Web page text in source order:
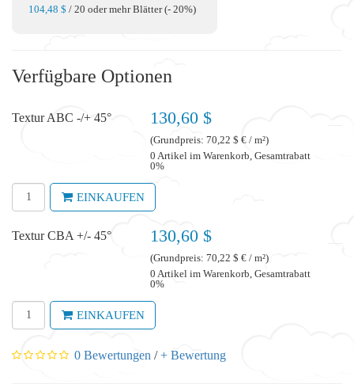
104,48 $ / 20 oder mehr Blätter (- 20%)
Verfügbare Optionen
Textur ABC -/+ 45° 130,60 $
(Grundpreis: 70,22 $ € / m²)
0 Artikel im Warenkorb, Gesamtrabatt
0%
EINKAUFEN
Textur CBA +/- 45° 130,60 $
(Grundpreis: 70,22 $ € / m²)
0 Artikel im Warenkorb, Gesamtrabatt
0%
EINKAUFEN
0 Bewertungen /+ Bewertung